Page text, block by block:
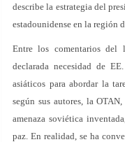
describe la estrategia del
estadounidense en la región
Entre los comentarios del
declarada necesidad de
asiáticos para abordar la
según sus autores, la
amenaza soviética
paz. En realidad, se ha